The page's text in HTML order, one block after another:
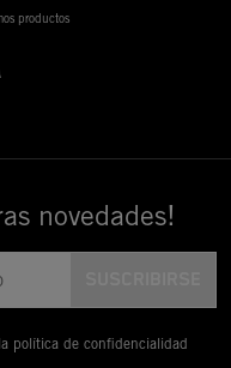
productos
novedades!
política de confidencialidad